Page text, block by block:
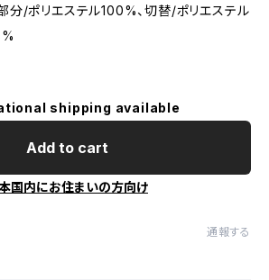
分/ポリエステル100%、切替/ポリエステル
shipping available
Add to cart
国内にお住まいの方向け
通報する